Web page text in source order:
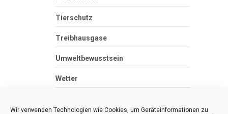
Wir verwenden Technologien wie Cookies, um Geräteinformationen zu
Tierschutz
Treibhausgase
Umweltbewusstsein
Wetter